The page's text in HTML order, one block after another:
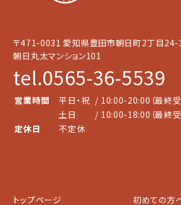
〒471-0031 愛知県豊田市朝日町2丁目24-
朝日丸太マンション101
tel.0565-36-5539
営業時間 平日・祝 / 10:00-20:00（最終受
土日
/ 10:00-18:00（最終受
定休日
不定休
トップページ 初めての方